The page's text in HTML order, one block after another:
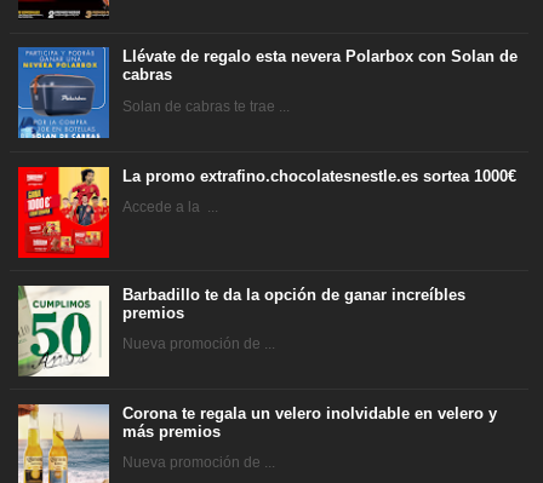
Llévate de regalo esta nevera Polarbox con Solan de
cabras
Solan de cabras te trae ...
La promo extrafino.chocolatesnestle.es sortea 1000€
Accede a la ...
Barbadillo te da la opción de ganar increíbles
premios
Nueva promoción de ...
Corona te regala un velero inolvidable en velero y
más premios
Nueva promoción de ...